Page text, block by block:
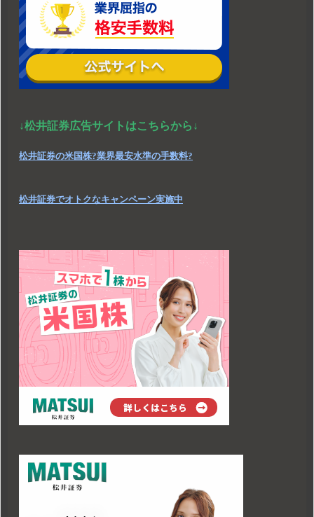
↓松井証券広告サイトはこちらから↓
松井証券の米国株?業界最安水準の手数料?
松井証券でオトクなキャンペーン実施中